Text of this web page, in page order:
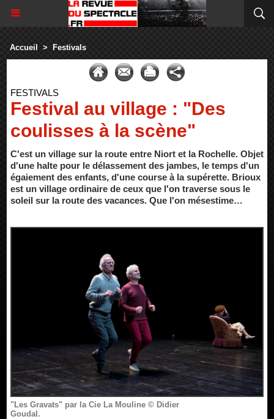
Accueil > Festivals
FESTIVALS
Festival au village : "Des
coulisses à la scène"
C'est un village sur la route entre Niort et la Rochelle. Objet
d'une halte pour le délassement des jambes, le temps d'un
égaiement des enfants, d'une course à la supérette. Brioux
est un village ordinaire de ceux que l'on traverse sous le
soleil sur la route des vacances. Que l'on mésestime…
"Les Gravats" par la Cie La Mouline © Didier
Goudal.